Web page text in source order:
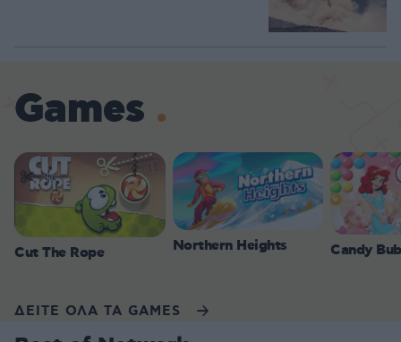
Games
Cut The Rope Northern Heights Candy
ΔΕΙΤΕ ΟΛΑ ΤΑ GAMES